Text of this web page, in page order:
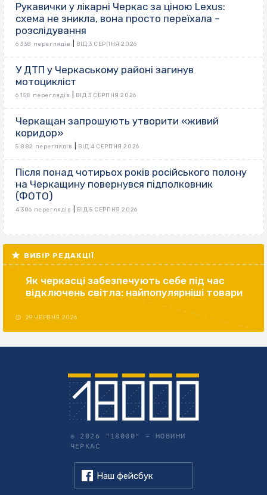
Рукавички у лікарні Черкас за ціною Lexus:
схема не зникла, вона просто переїхала –
розслідування
6 338 переглядів ВІД 3 СЕРПНЯ 2026
У ДТП у Черкаському районі загинув
мотоцикліст
6 158 переглядів ВІД 3 СЕРПНЯ 2026
Черкащан запрошують утворити «живий
коридор»
5 882 переглядів ВІД 4 СЕРПНЯ 2026
Після понад чотирьох років російського полону
на Черкащину повернувся підполковник
(ФОТО)
4 306 переглядів ВІД 5 СЕРПНЯ 2026
ВИБІР РЕДАКЦІЇ
Як черкасці забезпечують себе під час
відключень світла: найпопулярніші товари
29 ЧЕРВНЯ 2026
© 2026 "18000" – НОВИНИ
ЧЕРКАС
Наш фейсбук